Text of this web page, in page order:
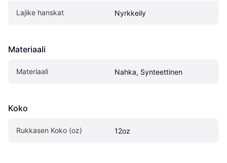
Lajike hanskat Nyrkkeily
Materiaali
Materiaali Nahka, Synteettinen
Koko
Rukkasen Koko (oz) 12oz